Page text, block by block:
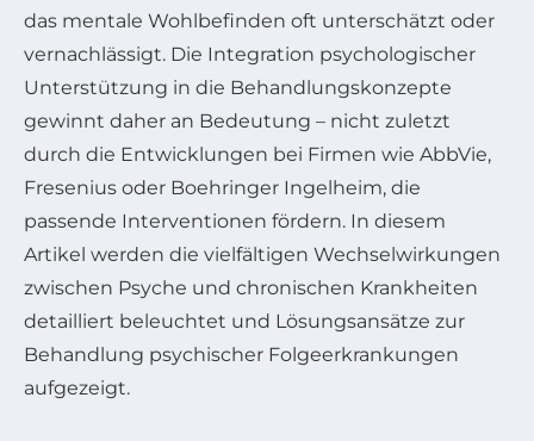
das mentale Wohlbefinden oft unterschätzt oder
vernachlässigt. Die Integration psychologischer
Unterstützung in die Behandlungskonzepte
gewinnt daher an Bedeutung – nicht zuletzt
durch die Entwicklungen bei Firmen wie AbbVie,
Fresenius oder Boehringer Ingelheim, die
passende Interventionen fördern. In diesem
Artikel werden die vielfältigen Wechselwirkungen
zwischen Psyche und chronischen Krankheiten
detailliert beleuchtet und Lösungsansätze zur
Behandlung psychischer Folgeerkrankungen
aufgezeigt.